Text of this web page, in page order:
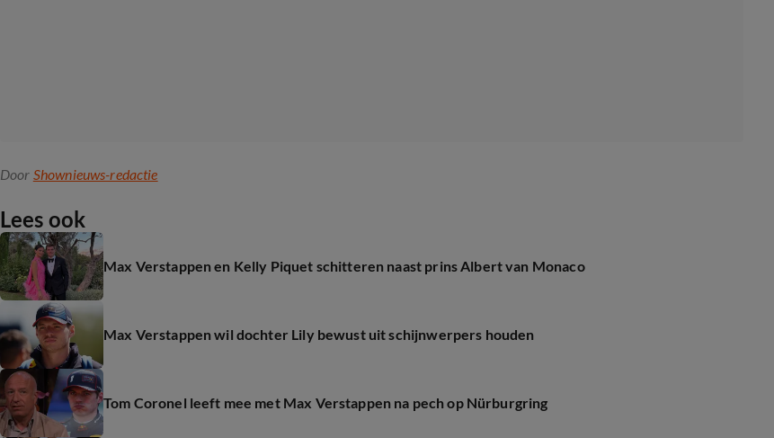
Door Shownieuws-redactie
Lees ook
Max Verstappen en Kelly Piquet schitteren naast prins Albert van Monaco
Max Verstappen wil dochter Lily bewust uit schijnwerpers houden
Tom Coronel leeft mee met Max Verstappen na pech op Nürburgring